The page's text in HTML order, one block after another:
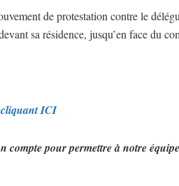
de protestation contre le
sa résidence, jusqu’en face du
cliquant ICI
compte pour permettre à notre